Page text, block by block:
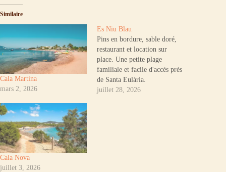
Similaire
Cala Martina
mars 2, 2026
Es Niu Blau
Pins en bordure, sable doré,
restaurant et location sur
place. Une petite plage
familiale et facile d'accès près
de Santa Eulària.
juillet 28, 2026
Cala Nova
juillet 3, 2026